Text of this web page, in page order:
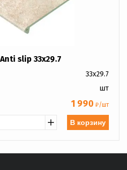
slip 33x29.7
33x29.7
шт
1 990 ₽/шт
В корзину